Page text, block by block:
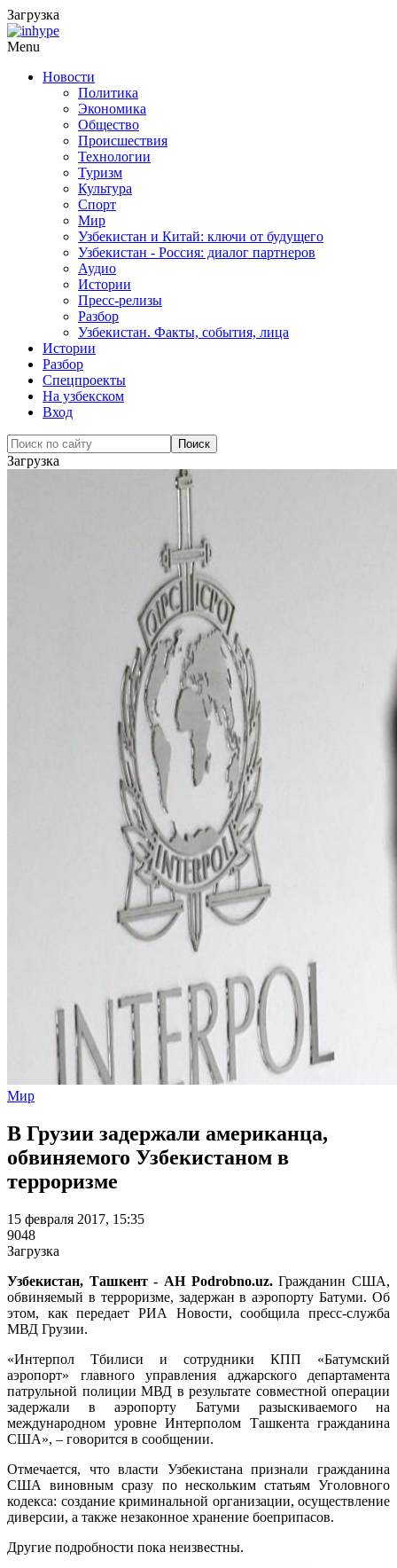
Загрузка
Menu
Новости
Политика
Экономика
Общество
Происшествия
Технологии
Туризм
Культура
Спорт
Мир
Узбекистан и Китай: ключи от будущего
Узбекистан - Россия: диалог партнеров
Аудио
Истории
Пресс-релизы
Разбор
Узбекистан. Факты, события, лица
Истории
Разбор
Спецпроекты
На узбекском
Вход
Загрузка
Мир
В Грузии задержали американца,
обвиняемого Узбекистаном в
терроризме
15 февраля 2017, 15:35
9048
Загрузка
Узбекистан, Ташкент - АН Podrobno.uz.Гражданин США,
обвиняемый в терроризме, задержан в аэропорту Батуми. Об
этом, как передает РИА Новости, сообщила пресс-служба
МВД Грузии.
«Интерпол Тбилиси и сотрудники КПП «Батумский
аэропорт» главного управления аджарского департамента
патрульной полиции МВД в результате совместной операции
задержали в аэропорту Батуми разыскиваемого на
международном уровне Интерполом Ташкента гражданина
США», – говорится в сообщении.
Отмечается, что власти Узбекистана признали гражданина
США виновным сразу по нескольким статьям Уголовного
кодекса: создание криминальной организации, осуществление
диверсии, а также незаконное хранение боеприпасов.
Другие подробности пока неизвестны.